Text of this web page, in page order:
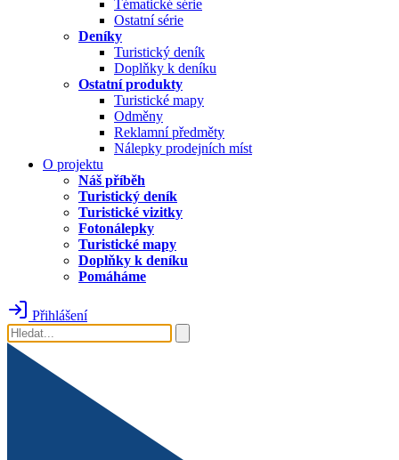
Tématické série
Ostatní série
Deníky
Turistický deník
Doplňky k deníku
Ostatní produkty
Turistické mapy
Odměny
Reklamní předměty
Nálepky prodejních míst
O projektu
Náš příběh
Turistický deník
Turistické vizitky
Fotonálepky
Turistické mapy
Doplňky k deníku
Pomáháme
Přihlášení